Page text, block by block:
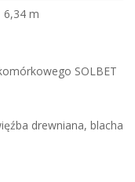
6,34 m
SOLBET
drewniana, blacha